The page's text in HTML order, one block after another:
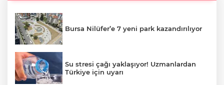
Bursa Nilüfer’e 7 yeni park kazandırılıyor
Su stresi çağı yaklaşıyor! Uzmanlardan
Türkiye için uyarı